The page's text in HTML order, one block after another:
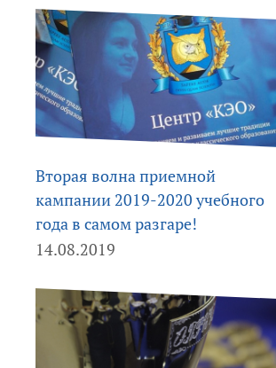
Вторая волна приемной
кампании 2019-2020 учебного
года в самом разгаре!
14.08.2019